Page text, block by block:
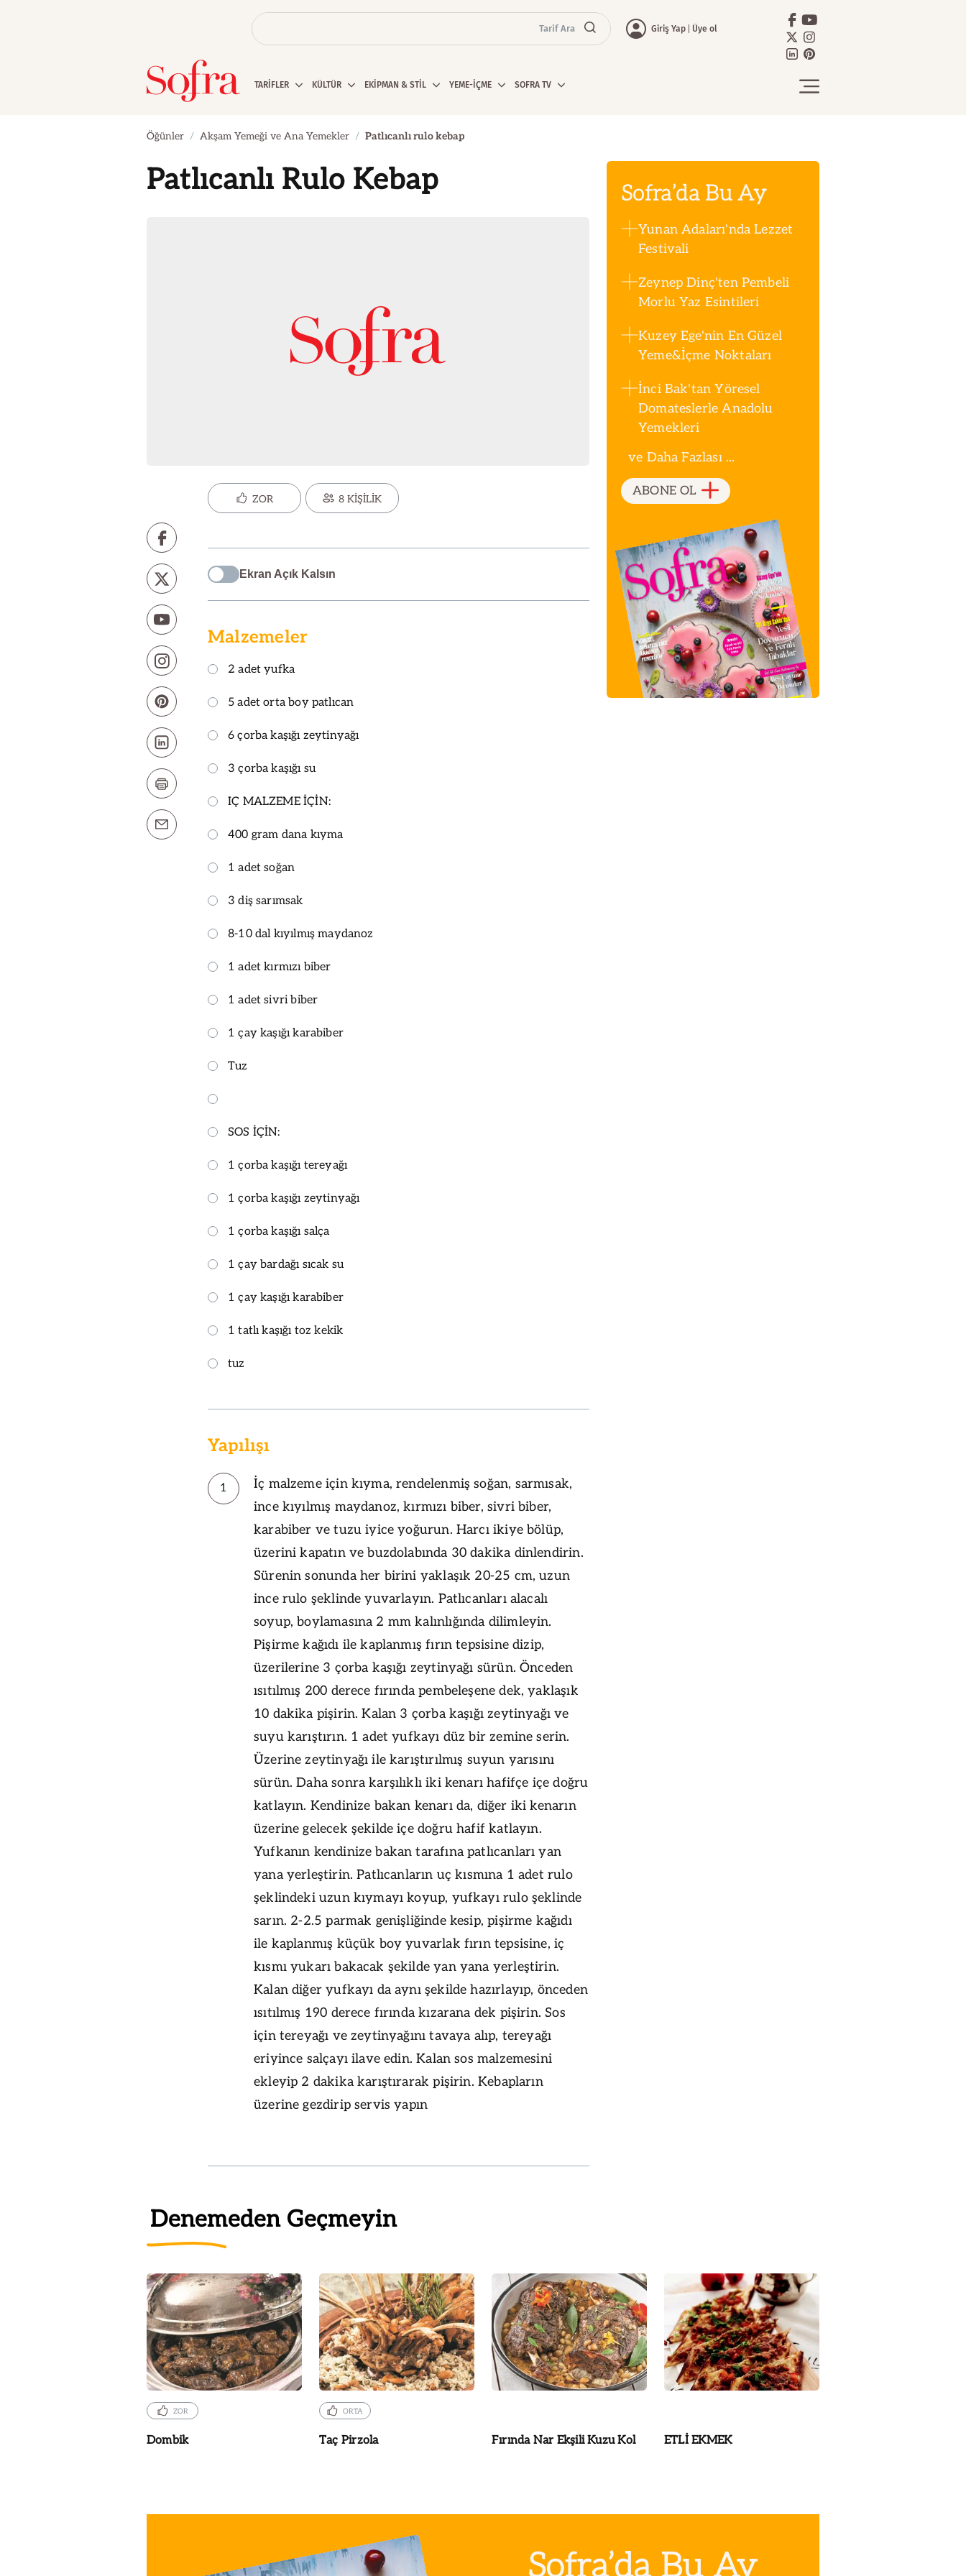
Tarif Ara Giriş Yap Üye ol
TARİFLER KÜLTÜR EKİPMAN & STİL YEME-İÇME SOFRA TV
Öğünler Akşam Yemeği ve Ana Yemekler Patlıcanlı rulo kebap
Patlıcanlı Rulo Kebap
ZOR 8 KİŞİLİK
Ekran Açık Kalsın
Malzemeler
2 adet yufka
5 adet orta boy patlıcan
6 çorba kaşığı zeytinyağı
3 çorba kaşığı su
IÇ MALZEME İÇİN:
400 gram dana kıyma
1 adet soğan
3 diş sarımsak
8-10 dal kıyılmış maydanoz
1 adet kırmızı biber
1 adet sivri biber
1 çay kaşığı karabiber
Tuz
SOS İÇİN:
1 çorba kaşığı tereyağı
1 çorba kaşığı zeytinyağı
1 çorba kaşığı salça
1 çay bardağı sıcak su
1 çay kaşığı karabiber
1 tatlı kaşığı toz kekik
tuz
Yapılışı
1
İç malzeme için kıyma, rendelenmiş soğan, sarmısak,
ince kıyılmış maydanoz, kırmızı biber, sivri biber,
karabiber ve tuzu iyice yoğurun. Harcı ikiye bölüp,
üzerini kapatın ve buzdolabında 30 dakika dinlendirin.
Sürenin sonunda her birini yaklaşık 20-25 cm, uzun
ince rulo şeklinde yuvarlayın. Patlıcanları alacalı
soyup, boylamasına 2 mm kalınlığında dilimleyin.
Pişirme kağıdı ile kaplanmış fırın tepsisine dizip,
üzerilerine 3 çorba kaşığı zeytinyağı sürün. Önceden
ısıtılmış 200 derece fırında pembeleşene dek, yaklaşık
10 dakika pişirin. Kalan 3 çorba kaşığı zeytinyağı ve
suyu karıştırın. 1 adet yufkayı düz bir zemine serin.
Üzerine zeytinyağı ile karıştırılmış suyun yarısını
sürün. Daha sonra karşılıklı iki kenarı hafifçe içe doğru
katlayın. Kendinize bakan kenarı da, diğer iki kenarın
üzerine gelecek şekilde içe doğru hafif katlayın.
Yufkanın kendinize bakan tarafına patlıcanları yan
yana yerleştirin. Patlıcanların uç kısmına 1 adet rulo
şeklindeki uzun kıymayı koyup, yufkayı rulo şeklinde
sarın. 2-2.5 parmak genişliğinde kesip, pişirme kağıdı
ile kaplanmış küçük boy yuvarlak fırın tepsisine, iç
kısmı yukarı bakacak şekilde yan yana yerleştirin.
Kalan diğer yufkayı da aynı şekilde hazırlayıp, önceden
ısıtılmış 190 derece fırında kızarana dek pişirin. Sos
için tereyağı ve zeytinyağını tavaya alıp, tereyağı
eriyince salçayı ilave edin. Kalan sos malzemesini
ekleyip 2 dakika karıştırarak pişirin. Kebapların
üzerine gezdirip servis yapın
Sofra’da Bu Ay
Yunan Adaları'nda Lezzet
Festivali
Zeynep Dinç'ten Pembeli
Morlu Yaz Esintileri
Kuzey Ege'nin En Güzel
Yeme&İçme Noktaları
İnci Bak'tan Yöresel
Domateslerle Anadolu
Yemekleri
ve Daha Fazlası ...
ABONE OL
Denemeden Geçmeyin
ZOR
Dombik
ORTA
Taç Pirzola Fırında Nar Ekşili Kuzu Kol ETLİ EKMEK
Sofra’da Bu Ay